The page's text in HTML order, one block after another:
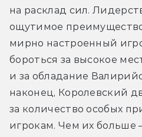
на расклад сил.
ощутимое преимущество
мирно настроенный
бороться за высокое
и за обладание
наконец, Королевский
за количество особых
игрокам. Чем их больше